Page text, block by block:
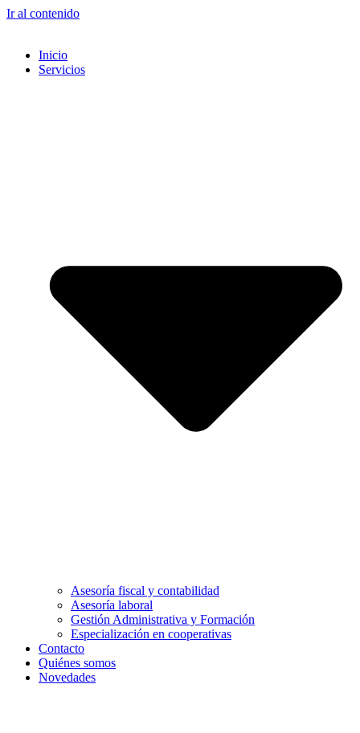
Ir al contenido
Inicio
Servicios
Asesoría fiscal y contabilidad
Asesoría laboral
Gestión Administrativa y Formación
Especialización en cooperativas
Contacto
Quiénes somos
Novedades